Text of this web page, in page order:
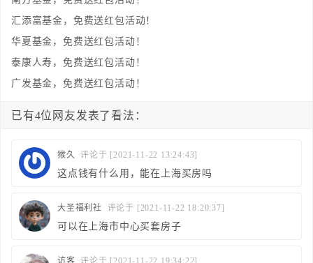
汇添富基金，免费送红包活动！
华夏基金，免费送红包活动！
泰康人寿，免费送红包活动！
广发基金，免费送红包活动！
已有4位网友发表了看法：
猴久 评论于 [2021-11-22 13:24:43]
这点钱有什么用，能在上海买房吗
大圣福利社 评论于 [2021-11-22 18:20:37]
可以在上海市中心买套房子
访客 评论于 [2021-11-22 19:34:22]